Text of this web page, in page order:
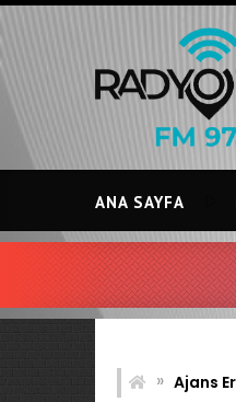
Skip
to
content
ANA SAYFA
» Ajans